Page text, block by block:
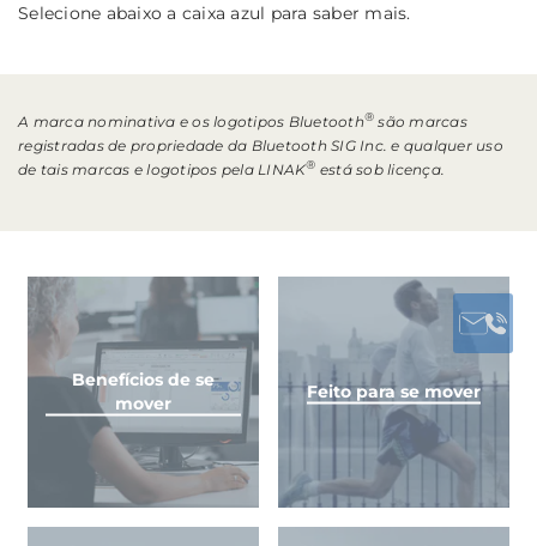
Selecione abaixo a caixa azul para saber mais.
A marca nominativa e os logotipos Bluetooth® são marcas
registradas de propriedade da Bluetooth SIG Inc. e qualquer uso
de tais marcas e logotipos pela LINAK® está sob licença.
Benefícios de se
mover
Feito para se mover